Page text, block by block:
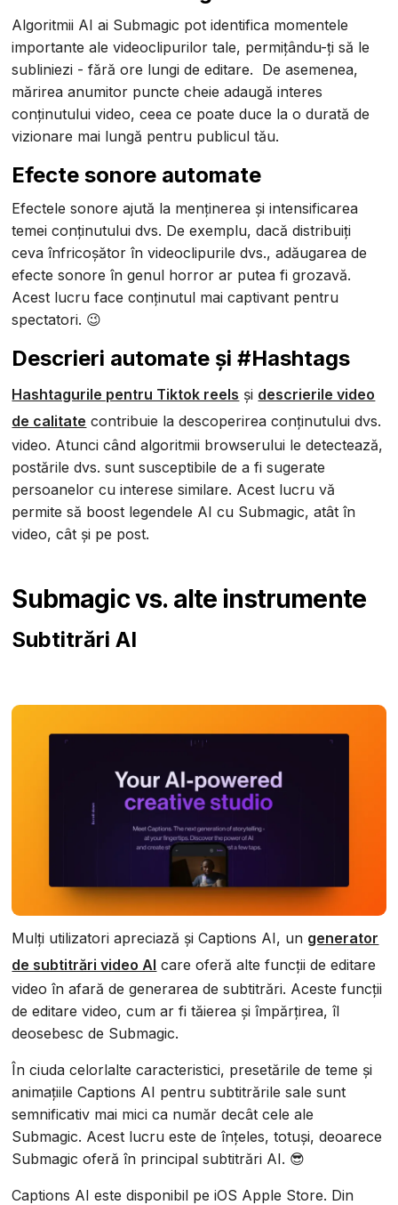
Algoritmii AI ai Submagic pot identifica momentele
importante ale videoclipurilor tale, permițându-ți să le
subliniezi - fără ore lungi de editare. De asemenea,
mărirea anumitor puncte cheie adaugă interes
conținutului video, ceea ce poate duce la o durată de
vizionare mai lungă pentru publicul tău.
Efecte sonore automate
Efectele sonore ajută la menținerea și intensificarea
temei conținutului dvs. De exemplu, dacă distribuiți
ceva înfricoșător în videoclipurile dvs., adăugarea de
efecte sonore în genul horror ar putea fi grozavă.
Acest lucru face conținutul mai captivant pentru
spectatori. 😉
Descrieri automate și #Hashtags
Hashtagurile pentru Tiktok reels și descrierile video
de calitate contribuie la descoperirea conținutului dvs.
video. Atunci când algoritmii browserului le detectează,
postările dvs. sunt susceptibile de a fi sugerate
persoanelor cu interese similare. Acest lucru vă
permite să boost legendele AI cu Submagic, atât în
video, cât și pe post.
Submagic vs. alte instrumente
Subtitrări AI
Mulți utilizatori apreciază și Captions AI, un generator
de subtitrări video AI care oferă alte funcții de editare
video în afară de generarea de subtitrări. Aceste funcții
de editare video, cum ar fi tăierea și împărțirea, îl
deosebesc de Submagic.
În ciuda celorlalte caracteristici, presetările de teme și
animațiile Captions AI pentru subtitrările sale sunt
semnificativ mai mici ca număr decât cele ale
Submagic. Acest lucru este de înțeles, totuși, deoarece
Submagic oferă în principal subtitrări AI. 😎
Captions AI este disponibil pe iOS Apple Store. Din